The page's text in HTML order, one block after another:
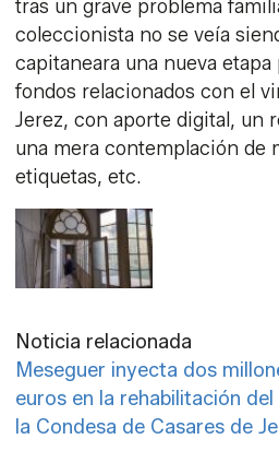
tras un grave problema
coleccionista no se veía
capitaneara una nueva etapa
fondos relacionados con el
Jerez, con aporte digital, un
una mera contemplación de
etiquetas, etc.
Noticia relacionada
Meseguer inyecta dos
euros en la rehabilitación
la Condesa de Casares de